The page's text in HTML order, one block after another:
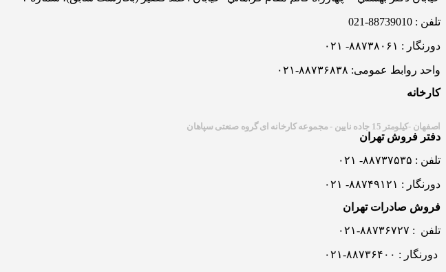
تلفن : 88739010-021
دورنگار : ۸۸۷۳۸۰۶۱- ۰۲۱
واحد روابط عمومی: ۸۸۷۳۶۸۳۸-۰۲۱
کارخانه
اصفهان -کيلومتر 15 جاده نايين - مجموعه کارخانه ای گروه صنعتی سپاهان
دفتر فروش تهران
تلفن : ۸۸۷۳۷۵۳۵- ۰۲۱
دورنگار : ۸۸۷۴۹۱۲۱- ۰۲۱
فروش صادرات تهران
تلفن : ۸۸۷۳۶۷۲۷-۰۲۱
دورنگار : ۸۸۷۳۶۴۰۰-۰۲۱